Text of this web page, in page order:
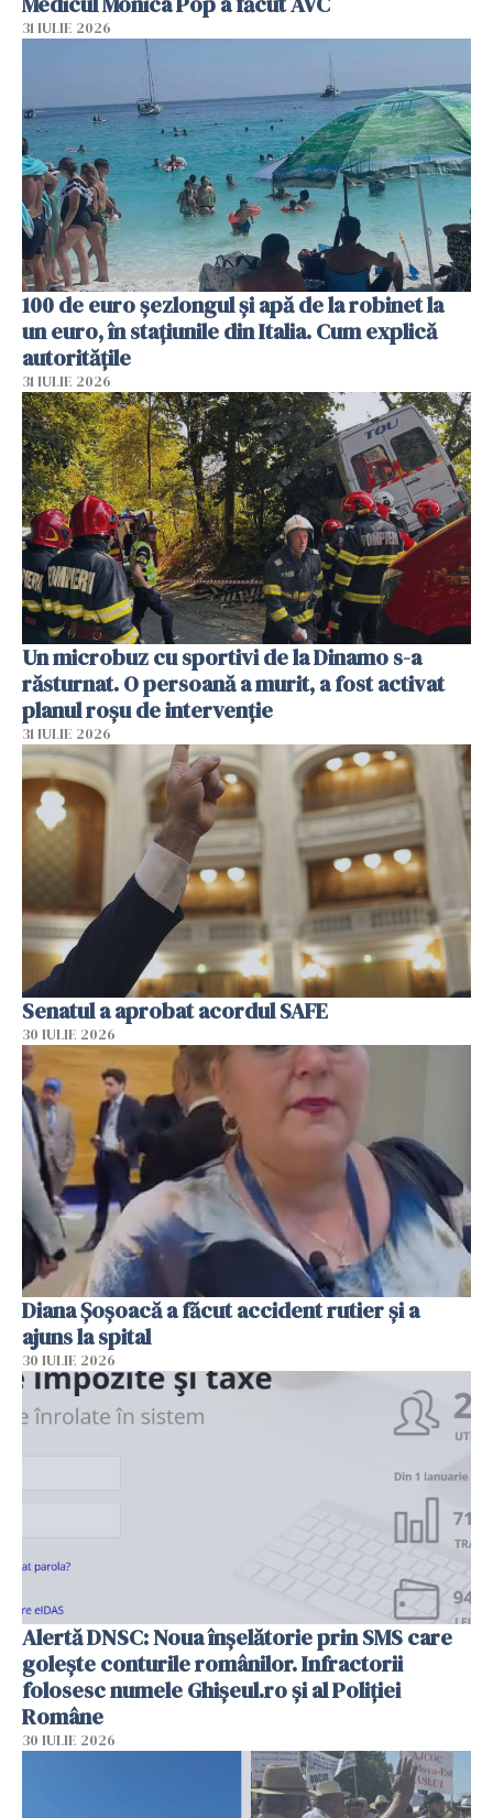
31 IULIE 2026
100 de euro șezlongul și apă de la robinet la
un euro, în stațiunile din Italia. Cum explică
autoritățile
31 IULIE 2026
Un microbuz cu sportivi de la Dinamo s-a
răsturnat. O persoană a murit, a fost activat
planul roșu de intervenție
31 IULIE 2026
Senatul a aprobat acordul SAFE
30 IULIE 2026
Diana Șoșoacă a făcut accident rutier și a
ajuns la spital
30 IULIE 2026
Alertă DNSC: Noua înșelătorie prin SMS care
golește conturile românilor. Infractorii
folosesc numele Ghișeul.ro și al Poliției
Române
30 IULIE 2026